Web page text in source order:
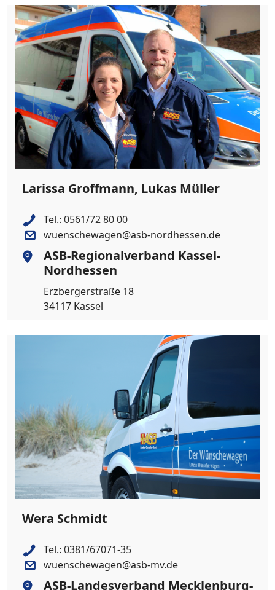
Larissa Groffmann, Lukas Müller
Tel.: 0561/72 80 00
wuenschewagen@asb-nordhessen.de
ASB-Regionalverband Kassel-
Nordhessen
Erzbergerstraße 18
34117 Kassel
Wera Schmidt
Tel.: 0381/67071-35
wuenschewagen@asb-mv.de
ASB-Landesverband Mecklenburg-